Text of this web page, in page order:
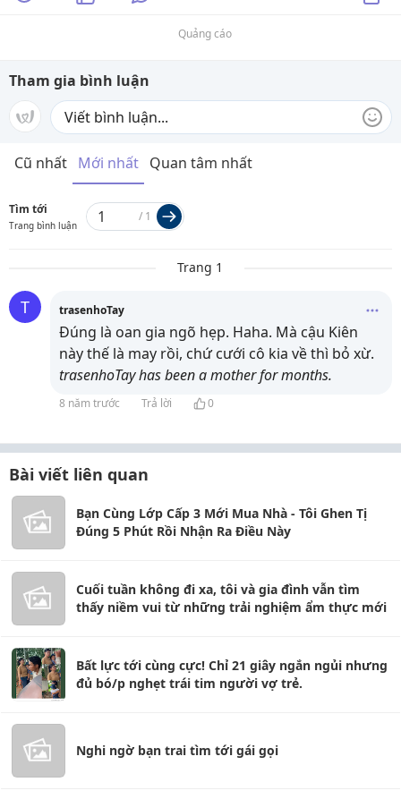
Quảng cáo
Tham gia bình luận
Cũ nhất Mới nhất Quan tâm nhất
Tìm tới
Trang bình luận
/ 1
Trang 1
T trasenhoTay
Đúng là oan gia ngõ hẹp. Haha. Mà cậu Kiên
này thế là may rồi, chứ cưới cô kia về thì bỏ xừ.
trasenhoTay has been a mother formonths.
8 năm trước Trả lời 0
Bài viết liên quan
Bạn Cùng Lớp Cấp 3 Mới Mua Nhà - Tôi Ghen Tị
Đúng 5 Phút Rồi Nhận Ra Điều Này
Cuối tuần không đi xa, tôi và gia đình vẫn tìm
thấy niềm vui từ những trải nghiệm ẩm thực mới
Bất lực tới cùng cực! Chỉ 21 giây ngắn ngủi nhưng
đủ bó/p nghẹt trái tim người vợ trẻ.
Nghi ngờ bạn trai tìm tới gái gọi